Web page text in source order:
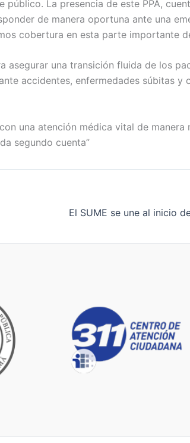
La presencia de este PPA,
de manera oportuna ante una
cobertura en esta parte importante
una transición fluida de los
accidentes, enfermedades súbitas y
una atención médica vital de
segundo cuenta”
El SUME se une al inicio